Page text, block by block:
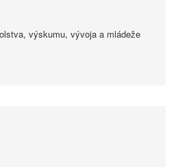
výskumu, vývoja a mládeže